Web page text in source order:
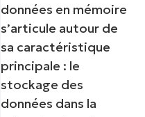
données en mémoire
s’articule autour de
sa caractéristique
principale : le
stockage des
données dans la